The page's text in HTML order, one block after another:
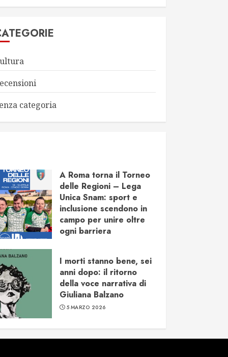
categoria
A Roma torna il Torneo
delle Regioni – Lega
Unica Snam: sport e
inclusione scendono in
campo per unire oltre
ogni barriera
I morti stanno bene, sei
anni dopo: il ritorno
della voce narrativa di
Giuliana Balzano
5 MARZO 2026